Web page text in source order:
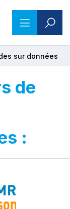
sur données
de
: